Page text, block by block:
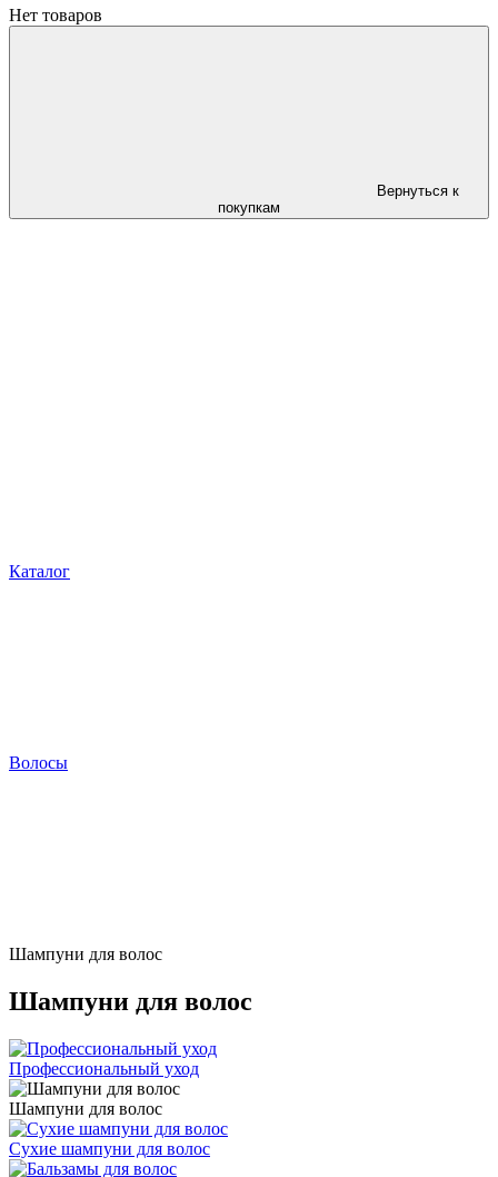
Нет товаров
Вернуться к
покупкам
Каталог
Волосы
Шампуни для волос
Шампуни для волос
Профессиональный уход
Шампуни для волос
Сухие шампуни для волос